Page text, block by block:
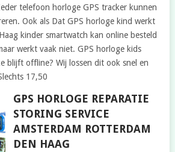
telefoon horloge GPS tracker kunnen
Ook als Dat GPS horloge kind werkt
kinder smartwatch kan online besteld
werkt vaak niet. GPS horloge kids
blijft offline? Wij lossen dit ook snel en
17,50
GPS HORLOGE REPARATIE
STORING SERVICE
AMSTERDAM ROTTERDAM
DEN HAAG